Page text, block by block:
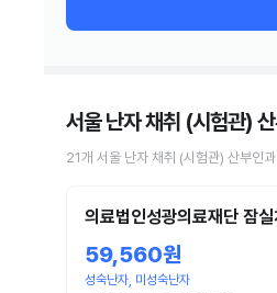
서울 난자 채취 (시험관)
21개 서울 난자 채취 (시험관) 산부인
의료법인성광의료재단 잠
59,560원
성숙난자, 미성숙난자